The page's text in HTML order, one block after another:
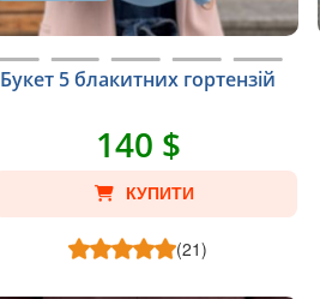
Букет 5 блакитних гортензій
140 $
КУПИТИ
(21)